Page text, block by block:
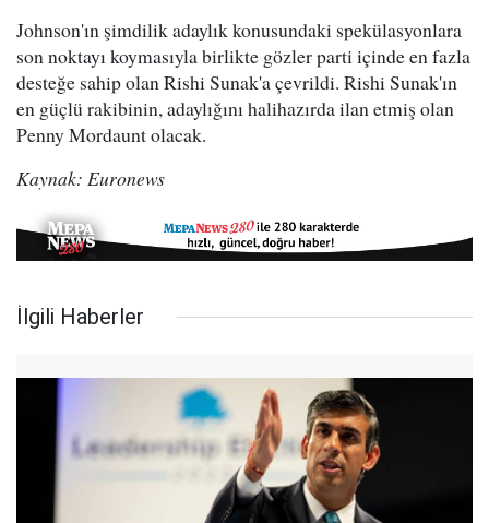
Johnson'ın şimdilik adaylık konusundaki spekülasyonlara
son noktayı koymasıyla birlikte gözler parti içinde en fazla
desteğe sahip olan Rishi Sunak'a çevrildi. Rishi Sunak'ın
en güçlü rakibinin, adaylığını halihazırda ilan etmiş olan
Penny Mordaunt olacak.
Kaynak: Euronews
İlgili Haberler